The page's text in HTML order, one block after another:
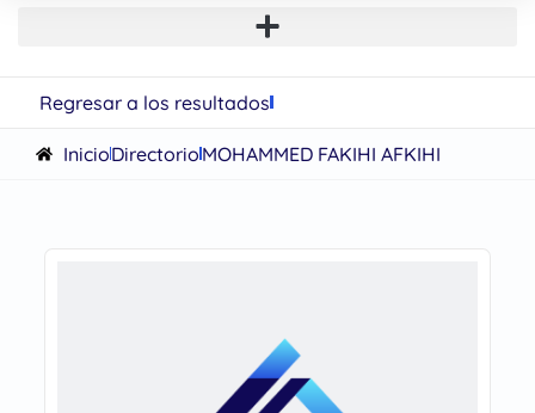
Regresar a los resultados
InicioDirectorioMOHAMMED FAKIHI AFKIHI